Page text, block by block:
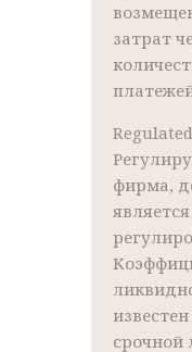
затрат
фирма,
срочной